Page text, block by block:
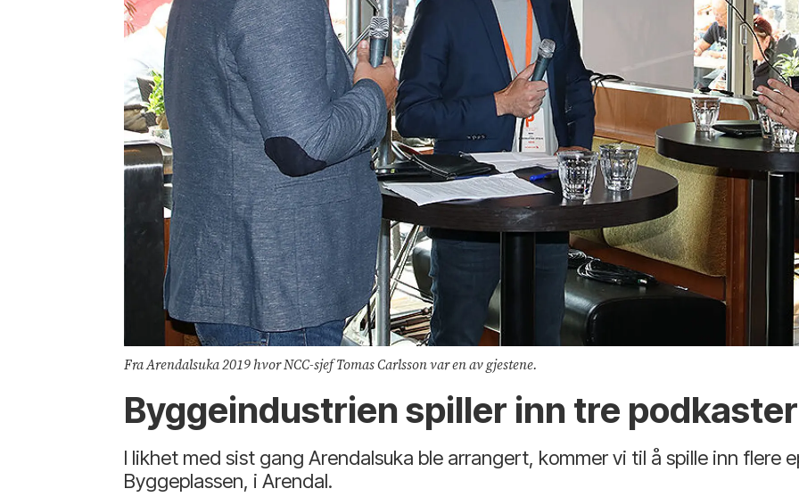
Fra Arendalsuka 2019 hvor NCC-sjef Tomas Carlsson var en av gjestene.
Byggeindustrien spiller inn tre
I likhet med sist gang Arendalsuka ble arrangert, kommer vi til å spille inn flere
Byggeplassen, i Arendal.